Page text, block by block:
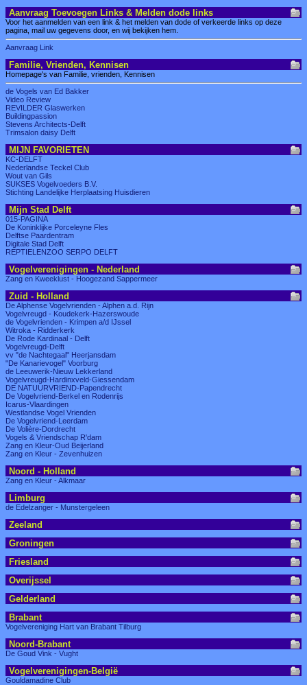
Aanvraag Toevoegen Links & Melden dode links
Voor het aanmelden van een link & het melden van dode of verkeerde links op deze
pagina, mail uw gegevens door, en wij bekijken hem.
Aanvraag Link
Familie, Vrienden, Kennisen
Homepage's van Familie, vrienden, Kennisen
de Vogels van Ed Bakker
Video Review
REVILDER Glaswerken
Buildingpassion
Stevens Architects-Delft
Trimsalon daisy Delft
MIJN FAVORIETEN
KC-DELFT
Nederlandse Teckel Club
Wout van Gils
SUKSES Vogelvoeders B.V.
Stichting Landelijke Herplaatsing Huisdieren
Mijn Stad Delft
015-PAGINA
De Koninklijke Porceleyne Fles
Delftse Paardentram
Digitale Stad Delft
REPTIELENZOO SERPO DELFT
Vogelverenigingen - Nederland
Zang en Kweeklust - Hoogezand Sappermeer
Zuid - Holland
De Alphense Vogelvrienden - Alphen a.d. Rijn
Vogelvreugd - Koudekerk-Hazerswoude
de Vogelvrienden - Krimpen a/d IJssel
Witroka - Ridderkerk
De Rode Kardinaal - Delft
Vogelvreugd-Delft
vv "de Nachtegaal" Heerjansdam
"De Kanarievogel" Voorburg
de Leeuwerik-Nieuw Lekkerland
Vogelvreugd-Hardinxveld-Giessendam
DE NATUURVRIEND-Papendrecht
De Vogelvriend-Berkel en Rodenrijs
Icarus-Vlaardingen
Westlandse Vogel Vrienden
De Vogelvriend-Leerdam
De Volière-Dordrecht
Vogels & Vriendschap R'dam
Zang en Kleur-Oud Beijerland
Zang en Kleur - Zevenhuizen
Noord - Holland
Zang en Kleur - Alkmaar
Limburg
de Edelzanger - Munstergeleen
Zeeland
Groningen
Friesland
Overijssel
Gelderland
Brabant
Vogelvereniging Hart van Brabant Tilburg
Noord-Brabant
De Goud Vink - Vught
Vogelverenigingen-België
Gouldamadine Club